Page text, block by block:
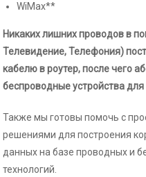
WiMax**
Никаких лишних проводов в
Телевидение, Телефония)
кабелю в роутер, после чего
беспроводные устройства для
Также мы готовы помочь с
решениями для построения
данных на базе проводных и
технологий.